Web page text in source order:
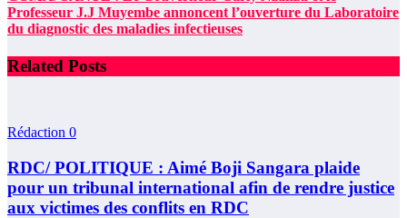
Professeur J.J Muyembe annoncent l’ouverture du Laboratoire
du diagnostic des maladies infectieuses
Related Posts
Rédaction 0
RDC/ POLITIQUE : Aimé Boji Sangara plaide
pour un tribunal international afin de rendre justice
aux victimes des conflits en RDC